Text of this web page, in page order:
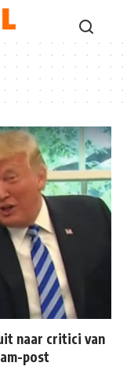
naar critici van
post